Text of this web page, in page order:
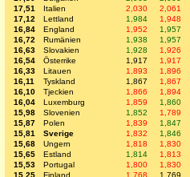
17,51
Italien 2,030
2,061
17,12
Lettland 1,984
1,948
16,84
England 1,952
1,957
16,72
Rumänien 1,938
1,957
16,63
Slovakien 1,928
1,926
16,54
Österrike 1,917
1,917
16,33
Litauen 1,893
1,896
16,11
Tyskland 1,867
1,867
16,10
Tjeckien 1,866
1,894
16,04
Luxemburg 1,859
1,860
15,98
Slovenien 1,852
1,789
15,87
Polen 1,839
1,847
15,81
Sverige 1,832
1,846
15,68
Ungern 1,818
1,830
15,65
Estland 1,814
1,813
15,53
Portugal 1,800
1,830